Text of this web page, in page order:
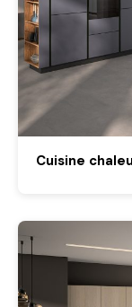
Cuisine